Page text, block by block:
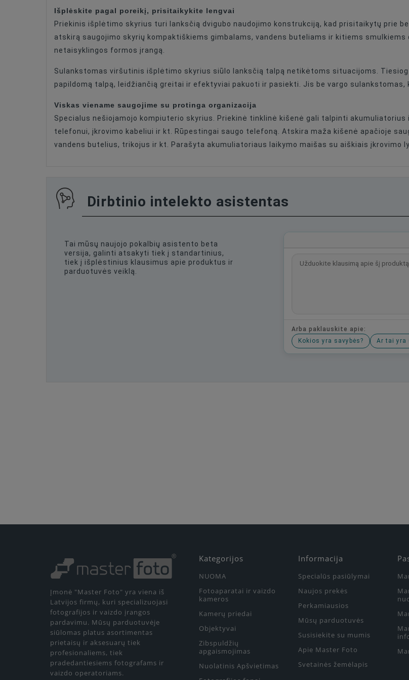
Išplėskite pagal poreikį, prisitaikykite lengvai
Priekinis išplėtimo skyrius turi lanksčią dvigubo naudojimo konstrukciją, kad prisitaikytų prie
atskirą saugojimo skyrių kompaktiškiems gimbalams, vandens buteliams ir kitiems
netaisyklingos formos įrangą.
Sulankstomas viršutinis išplėtimo skyrius siūlo lanksčią talpą netikėtoms situacijoms.
papildomą talpą, leidžiančią greitai ir efektyviai pakuoti ir pasiekti. Jis be vargo sulankstomas,
Viskas viename saugojime su protinga organizacija
Specialus nešiojamojo kompiuterio skyrius. Priekinė tinklinė kišenė gali talpinti
telefonui, įkrovimo kabeliui ir kt. Rūpestingai saugo telefoną. Atskira maža kišenė apačioje
vandens butelius, trikojus ir kt. Parašyta akumuliatoriaus laikymo maišas su aiškiais įkrovimo
Dirbtinio intelekto asistentas
Tai mūsų naujojo pokalbių asistento beta
versija, galinti atsakyti tiek į standartinius,
tiek į išplėstinius klausimus apie produktus ir
parduotuvės veiklą.
Arba paklauskite apie:
Kokios yra savybės?
Ar tai yra
Įmonė "Master Foto" yra viena iš
Latvijos firmų, kuri specializuojasi
fotografijos ir vaizdo įrangos
pardavimu. Mūsų parduotuvėje
siūlomas platus asortimentas
prietaisų ir aksesuarų tiek
profesionaliems, tiek
pradedantiesiems fotografams ir
vaizdo operatoriams.
Kategorijos
NUOMA
Fotoaparatai ir vaizdo
kameros
Kamerų priedai
Objektyvai
Zibspuldžių
apgaismojimas
Nuolatinis Apšvietimas
Informacija
Specialūs pasiūlymai
Naujos prekės
Perkamiausios
Mūsų parduotuvės
Susisiekite su mumis
Apie Master Foto
Svetainės žemėlapis